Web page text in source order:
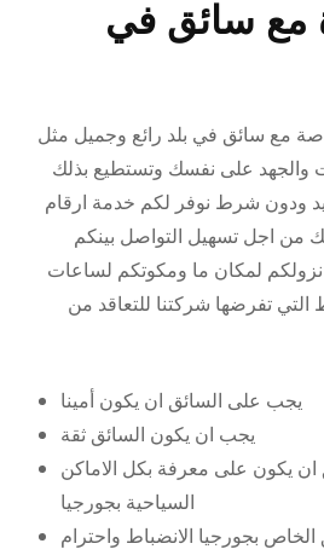
مع سائق في
مع سائق في بلد رائع وجميل مثل
والجهد على نفسك وتستطيع بذلك
ودون شرط نوفر لكم خدمة ارقام
من اجل تسهيل التواصل بينكم
نزولكم لمكان ما ومكوتكم لساعات
تفرضها شركتنا للتعاقد من
يجب على السائق ان يكون أمينا
يجب ان يكون السائق ثقة
يكون على معرفة بكل الاماكن
السياحية بجورجيا
بجورجيا الانضباط واحترام